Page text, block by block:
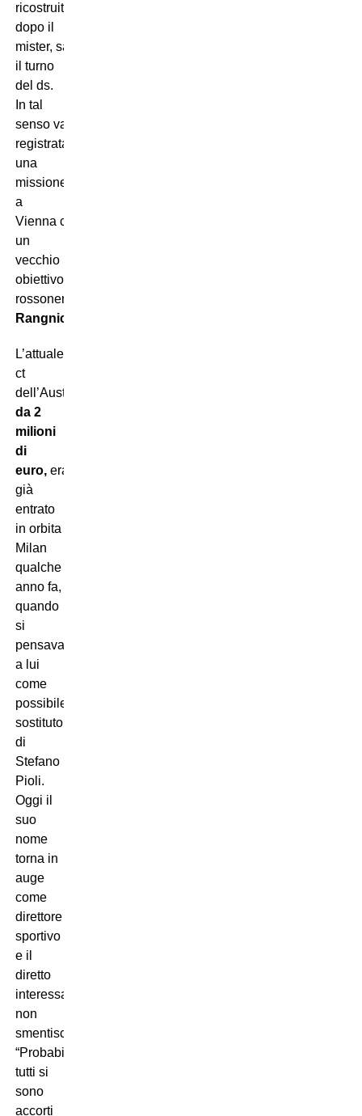
ricostruiti:
dopo il
mister, sarà
il turno
del ds.
In tal
senso va
registrata
una
missione
a
Vienna con
un
vecchio
obiettivo
rossonero:
Rangnick
L’attuale
ct
dell’Austria,
da 2
milioni
di
euro, era
già
entrato
in orbita
Milan
qualche
anno fa,
quando
si
pensava
a lui
come
possibile
sostituto
di
Stefano
Pioli.
Oggi il
suo
nome
torna in
auge
come
direttore
sportivo
e il
diretto
interessato
non
smentisce:
“Probabilmente
tutti si
sono
accorti